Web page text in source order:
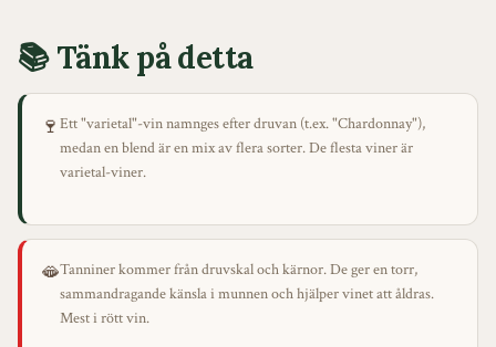
📚 Tänk på detta
🍷 Ett "varietal"-vin namnges efter druvan (t.ex. "Chardonnay"),
medan en blend är en mix av flera sorter. De flesta viner är
varietal-viner.
🫦Tanniner kommer från druvskal och kärnor. De ger en torr,
sammandragande känsla i munnen och hjälper vinet att åldras.
Mest i rött vin.